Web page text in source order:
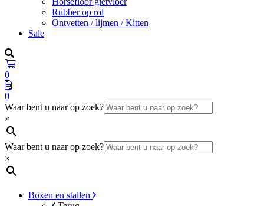
Rubber op rol
Ontvetten / lijmen / Kitten
Sale
0
0
Waar bent u naar op zoek?
×
Waar bent u naar op zoek?
×
Boxen en stallen